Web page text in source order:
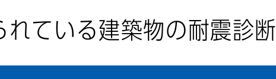
ている建築物の耐震診断